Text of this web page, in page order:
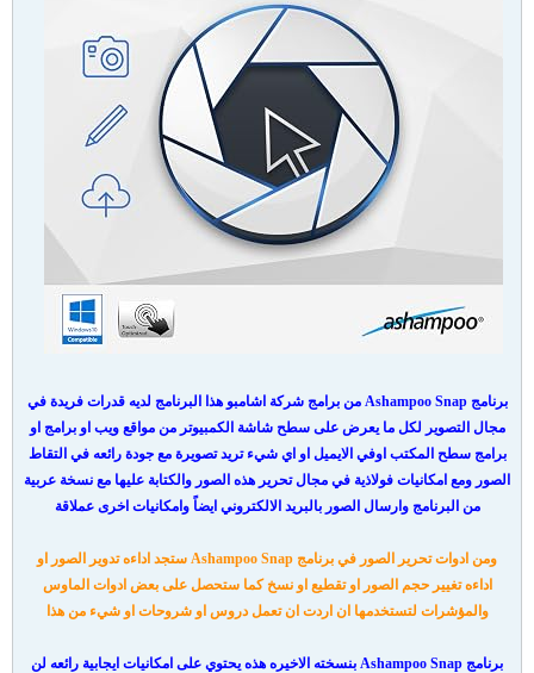
برنامج Ashampoo Snap من برامج شركة اشامبو هذا البرنامج لديه قدرات فريدة في
مجال التصوير لكل ما يعرض على سطح شاشة الكمبيوتر من مواقع ويب او برامج او
برامج سطح المكتب اوفي الايميل او اي شيء تريد تصويرة مع جودة رائعه في التقاط
الصور ومع امكانيات فولاذية في مجال تحرير هذه الصور والكتابة عليها مع نسخة عربية
من البرنامج وارسال الصور بالبريد الالكتروني ايضاً وامكانيات اخرى عملاقة
ومن ادوات تحرير الصور في برنامج
Ashampoo Snap ستجد اداءه تدوير الصور او
اداءه تغيير حجم الصور او تقطيع او نسخ كما ستحصل على بعض ادوات الماوس
والمؤشرات لتستخدمها ان اردت ان تعمل دروس او شروحات او شيء من هذا
برنامج Ashampoo Snap بنسخته الاخيره هذه يحتوي على امكانيات ايجابية رائعه لن